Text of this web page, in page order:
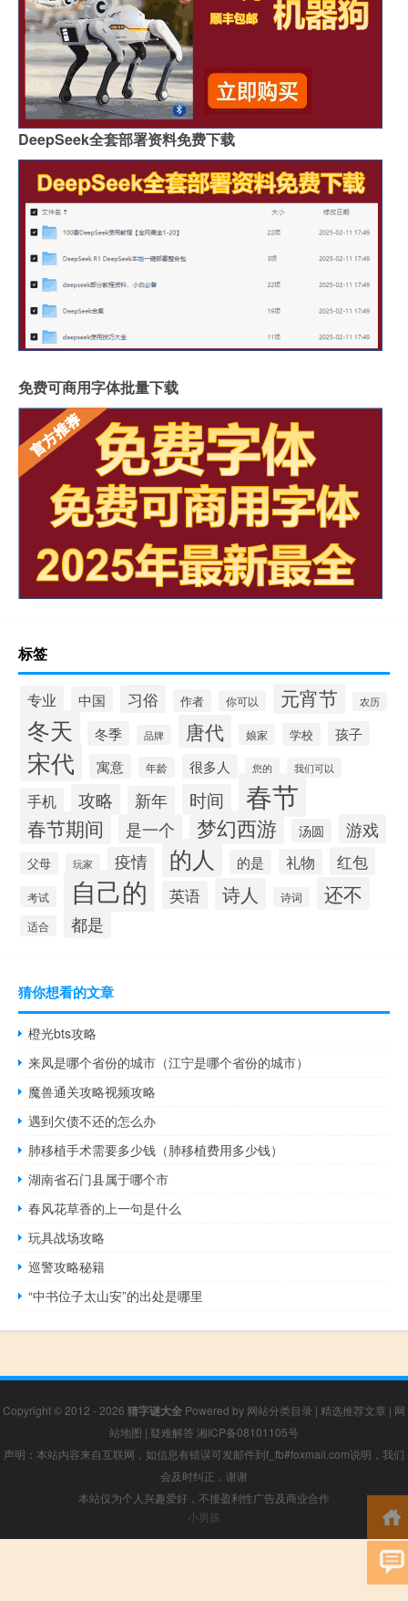
DeepSeek全套部署资料免费下载
免费可商用字体批量下载
标签
专业 中国 习俗 作者 你可以 元宵节 农历
冬天 冬季 品牌 唐代 娘家 学校 孩子
宋代 寓意 年龄 很多人 您的 我们可以
手机 攻略 新年 时间 春节
春节期间 是一个 梦幻西游 汤圆 游戏
父母 玩家 疫情 的人 的是 礼物 红包
考试 自己的 英语 诗人 诗词 还不
适合 都是
猜你想看的文章
橙光bts攻略
来凤是哪个省份的城市（江宁是哪个省份的城市）
魔兽通关攻略视频攻略
遇到欠债不还的怎么办
肺移植手术需要多少钱（肺移植费用多少钱）
湖南省石门县属于哪个市
春风花草香的上一句是什么
玩具战场攻略
巡警攻略秘籍
“中书位子太山安”的出处是哪里
Copyright © 2012 - 2026 猜字谜大全 Powered by 网站分类目录 | 精选推荐文章 | 网
站地图 | 疑难解答 湘ICP备08101105号
声明：本站内容来自互联网，如信息有错误可发邮件到f_fb#foxmail.com说明，我们
会及时纠正，谢谢
本站仅为个人兴趣爱好，不接盈利性广告及商业合作
小男孩